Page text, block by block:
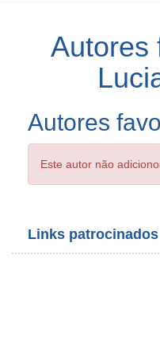
Autores
Autores
Este autor não
Links patrocinados